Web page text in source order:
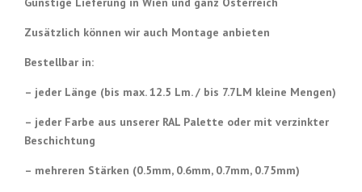
Zusätzlich können wir auch Montage anbieten
Bestellbar in:
– jeder Länge (bis max. 12.5 Lm./ bis 7.7LM kleine Mengen)
– jeder Farbe aus unserer RAL Palette oder mit verzinkter
Beschichtung
– mehreren Stärken (0.5mm, 0.6mm, 0.7mm, 0.75mm)